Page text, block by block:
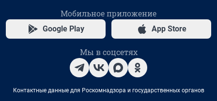
Мобильное приложение
Google Play App Store
Мы в соцсетях
Контактные данные для Роскомнадзора и государственных органов